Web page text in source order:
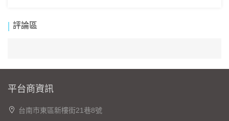
| 評論區
平台商資訊
台南市東區新樓街21巷8號